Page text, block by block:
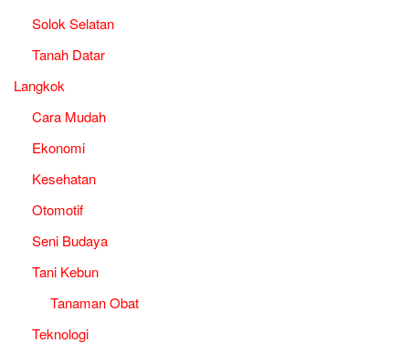
Solok Selatan
Tanah Datar
Langkok
Cara Mudah
Ekonomi
Kesehatan
Otomotif
Seni Budaya
Tani Kebun
Tanaman Obat
Teknologi